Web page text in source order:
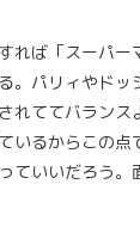
れば「スーパ
。パリィやド
れててバラン
いるからこの
ていいだろう。